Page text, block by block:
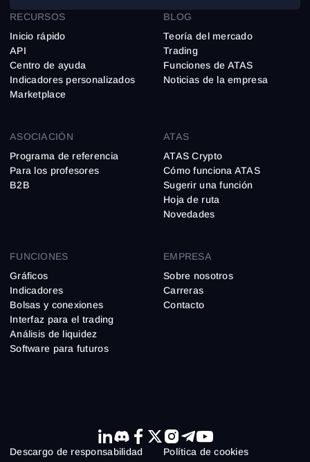
FUNCIONES
Gráficos
Indicadores
Bolsas y conexiones
Interfaz para el trading
Análisis de liquidez
Software para futuros
RECURSOS
Inicio rápido
API
Centro de ayuda
Indicadores personalizados
Marketplace
BLOG
Teoría del mercado
Trading
Funciones de ATAS
Noticias de la empresa
ASOCIACIÓN
Programa de referencia
Para los profesores
B2B
ATAS
ATAS Crypto
Cómo funciona ATAS
Sugerir una función
Hoja de ruta
Novedades
EMPRESA
Sobre nosotros
Carreras
Contacto
Descargo de responsabilidad Política de cookies